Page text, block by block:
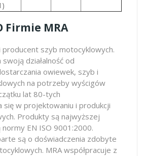
Firmie MRA
producent szyb motocyklowych.
swoją działalność od
owiewek, szyb i
na potrzeby wyścigów
lat 80-tych
się w projektowaniu i produkcji
Produkty są najwyższej
normy EN ISO 9001:2000.
są o doświadczenia zdobyte
MRA współpracuje z